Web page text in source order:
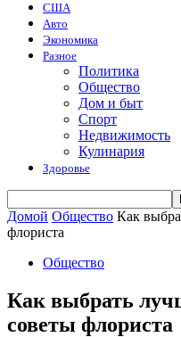
США
Авто
Экономика
Разное
Политика
Общество
Дом и быт
Спорт
Недвижимость
Кулинария
Здоровье
Домой Общество Как
флориста
Общество
Как выбрать
советы флориста